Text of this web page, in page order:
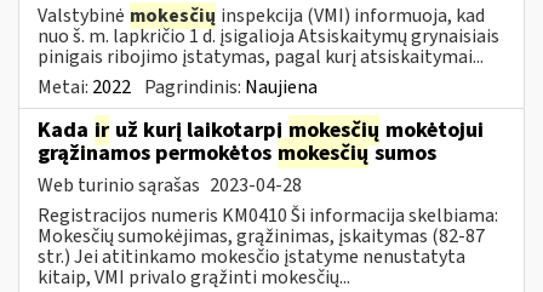
Valstybinė mokesčių inspekcija (VMI) informuoja, kad
nuo š. m. lapkričio 1 d. įsigalioja Atsiskaitymų grynaisiais
pinigais ribojimo įstatymas, pagal kurį atsiskaitymai...
Metai: 2022 Pagrindinis: Naujiena
Kada ir už kurį laikotarpį mokesčių mokėtojui
grąžinamos permokėtos mokesčiųsumos
Web turinio sąrašas 2023-04-28
Registracijos numeris KM0410 Ši informacija skelbiama:
Mokesčių sumokėjimas, grąžinimas, įskaitymas (82-87
str.) Jei atitinkamo mokesčio įstatyme nenustatyta
kitaip, VMI privalo grąžinti mokesčių...